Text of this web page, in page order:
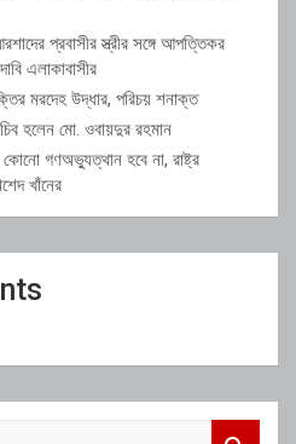
প্রবাসীর স্ত্রীর সঙ্গে আপত্তিকর
এলাকাবাসীর
মরদেহ উদ্ধার, পরিচয় শনাক্ত
হলেন মো. ওবায়দুর রহমান
কোনো গণঅভ্যুত্থান হবে না, রাষ্ট্র
খাঁনের